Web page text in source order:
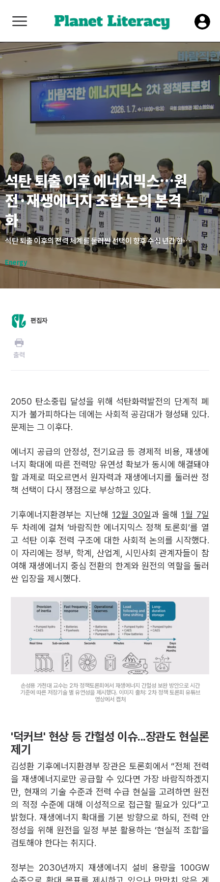
석탄 퇴출 이후 에너지믹스…원
전·재생에너지 조합 논의 본격
화
석탄 퇴출 이후의 전력 체계를 둘러싼 선택이 향후 수십 년간 한국 사회의 에너지 비용과 산업 경쟁력, 기후 대응 성과를 좌우한다. 원전과 재생에너지 중 무엇이 옳으냐의 문제가 아니라, 어느 시점에 어떤 비중이 사회적 비용을 최소화하는가에 유의해야 할 것이다.
Energy
편집자
출력
2050 탄소중립 달성을 위해 석탄화력발전의 단계적 폐
지가 불가피하다는 데에는 사회적 공감대가 형성돼 있다.
문제는 그 이후다.
에너지 공급의 안정성, 전기요금 등 경제적 비용, 재생에
너지 확대에 따른 전력망 유연성 확보가 동시에 해결돼야
할 과제로 떠오르면서 원자력과 재생에너지를 둘러싼 정
책 선택이 다시 쟁점으로 부상하고 있다.
기후에너지환경부는 지난해 12월 30일과 올해 1월 7일
두 차례에 걸쳐 ‘바람직한 에너지믹스 정책 토론회’를 열
고 석탄 이후 전력 구조에 대한 사회적 논의를 시작했다.
이 자리에는 정부, 학계, 산업계, 시민사회 관계자들이 참
여해 재생에너지 중심 전환의 한계와 원전의 역할을 둘러
싼 입장을 제시했다.
손성용 가천대 교수는 2차 정책토론회에서 재생에너지 간헐성 보완 방안으로 시간
기준에 따른 저장기술 별 유연성을 제시했다. 이미지 출처: 2차 정책 토론회 유튜브
영상에서 캡처
'덕커브' 현상 등 간헐성 이슈...장관도 현실론
제기
김성환 기후에너지환경부 장관은 토론회에서 “전체 전력
을 재생에너지로만 공급할 수 있다면 가장 바람직하겠지
만, 현재의 기술 수준과 전력 수급 현실을 고려하면 원전
의 적정 수준에 대해 이성적으로 접근할 필요가 있다”고
밝혔다. 재생에너지 확대를 기본 방향으로 하되, 전력 안
정성을 위해 원전을 일정 부분 활용하는 ‘현실적 조합’을
검토해야 한다는 취지다.
정부는 2030년까지 재생에너지 설비 용량을 100GW